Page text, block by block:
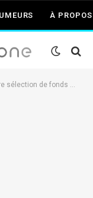
À PROPOS
fonds d’écran du 15/12/2016